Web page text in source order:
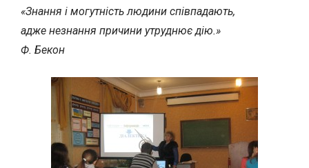
«Знання і могутність людини співпадають,
адже незнання причини утруднює дію.»
Ф. Бекон